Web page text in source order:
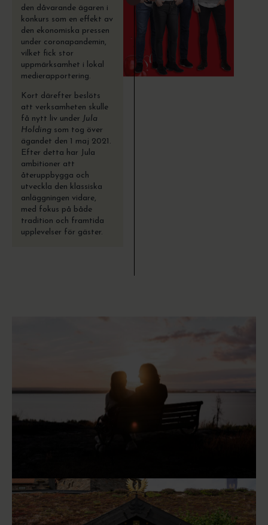
den dåvarande ägaren i
konkurs som en effekt av
den ekonomiska pressen
under coronapandemin,
vilket fick stor
uppmärksamhet i lokal
medierapportering.
Kort därefter beslöts
att verksamheten skulle
få nytt liv under Jula
Holding som tog över
ägandet den 1 maj 2021.
Efter detta har Jula
ambitioner att
återuppbygga och
utveckla den klassiska
anläggningen vidare,
med fokus på både
tradition och framtida
upplevelser för gäster.